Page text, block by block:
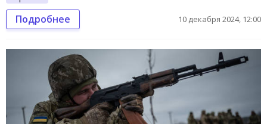
Подробнее 10 декабря 2024, 12:00